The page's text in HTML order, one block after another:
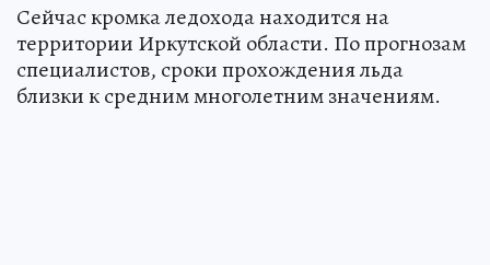
Сейчас кромка ледохода находится на
территории Иркутской области. По прогнозам
специалистов, сроки прохождения льда
близки к средним многолетним значениям.